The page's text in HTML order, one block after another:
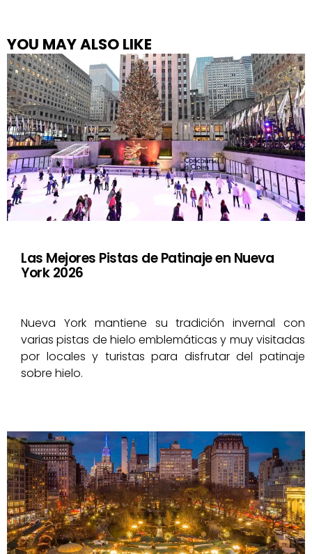
YOU MAY ALSO LIKE
Las Mejores Pistas de Patinaje en Nueva
York 2026
Nueva York mantiene su tradición invernal con
varias pistas de hielo emblemáticas y muy visitadas
por locales y turistas para disfrutar del patinaje
sobre hielo.